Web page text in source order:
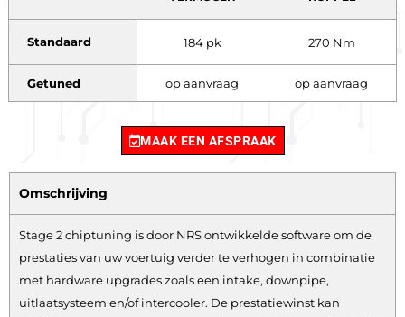
Standaard 184 pk 270 Nm
Getuned op aanvraag op aanvraag
MAAK EEN AFSPRAAK
Omschrijving
Stage 2 chiptuning is door NRS ontwikkelde software om de
prestaties van uw voertuig verder te verhogen in combinatie
met hardware upgrades zoals een intake, downpipe,
uitlaatsysteem en/of intercooler. De prestatiewinst kan